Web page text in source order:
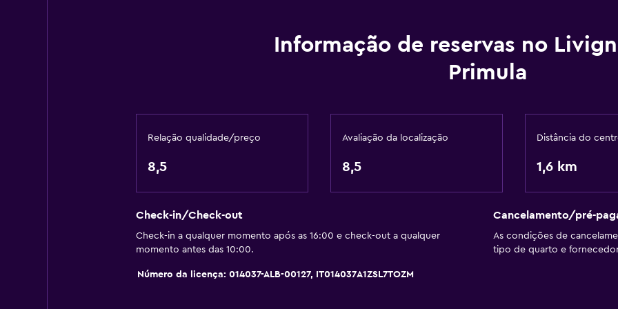
Vista para pontos de interesse
Cacifos
Telefone
Vista de montanha
Armazém para skis
Acessibilidade e
Acessível por elevador
Almofada
Almofada sem penas
Informação de reservas no
Primula
Relação qualidade/preço
8,5
Avaliação da localização
8,5
Distância do
1,6 km
Check-in/Check-out
Check-in a qualquer momento após as 16:00 e check-out a qualquer
momento antes das 10:00.
Cancelamento/pré-
As condições de
tipo de quarto e
Número da licença: 014037-ALB-00127, IT014037A1ZSL7TOZM